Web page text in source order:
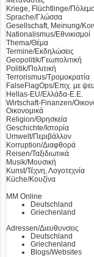
Kriege, Flüchtlinge/
Sprache/Γλώσσα
Gesellschaft, Meinung/
Nationalismus/Εθνικισμοί
Thema/Θέμα
Termine/Εκδηλώσεις
Geopolitik/Γεωπολιτική
Politik/Πολιτική
Terrorismus/Τρομοκρατία
FalseFlagOps/Επιχ. με
Hellas-EU/Ελλάδα-Ε.Ε.
Wirtschaft-Finanzen/
Οικονομικά
Religion/Θρησκεία
Geschichte/Ιστορία
Umwelt/Περιβάλλον
Korruption/Διαφθορά
Reisen/Ταξιδιωτικά
Musik/Μουσική
Kunst/Τέχνη, Λογοτεχνία
Küche/Κουζίνα
MM Online
Deutschland
Griechenland
Adressen/Διευθυνσεις
Deutschland
Griechenland
Blogs/Websites